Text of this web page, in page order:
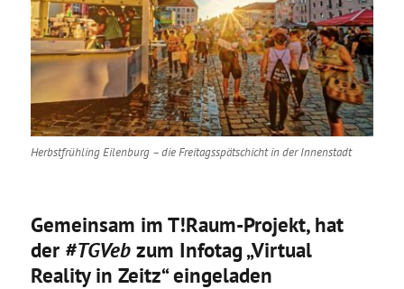
Herbstfrühling Eilenburg – die Freitagsspätschicht in der Innenstadt
Gemeinsam im T!Raum-Projekt, hat
der #TGVeb zum Infotag „Virtual
Reality in Zeitz“ eingeladen